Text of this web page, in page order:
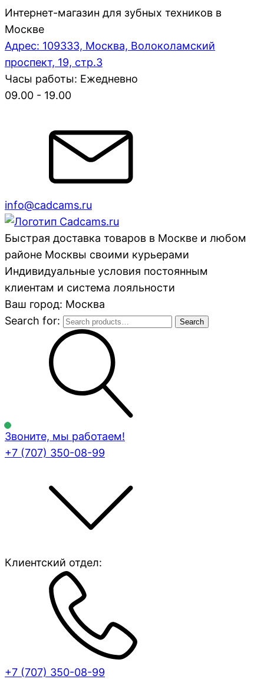
Интернет-магазин для зубных техников в
Москве
Адрес: 109333, Москва, Волоколамский
проспект, 19, стр.3
Часы работы: Ежедневно
09.00 - 19.00
info@cadcams.ru
Быстрая доставка товаров в Москве и любом
районе Москвы своими курьерами
Индивидуальные условия постоянным
клиентам и система лояльности
Ваш город: Москва
Search for:
Search
Звоните, мы работаем!
+7 (707) 350-08-99
Клиентский отдел:
+7 (707) 350-08-99